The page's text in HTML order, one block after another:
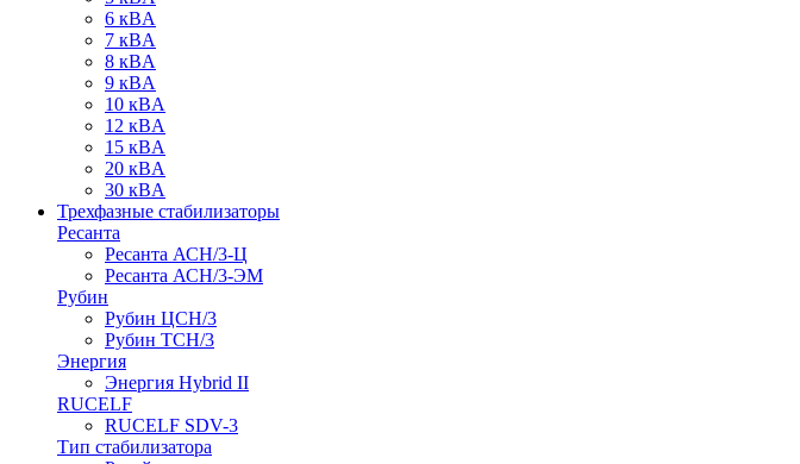
6 кВA
7 кВA
8 кВA
9 кВA
10 кВA
12 кВA
15 кВA
20 кВA
30 кВA
Трехфазные стабилизаторы
Ресанта
Ресанта АСН/3-Ц
Ресанта АСН/3-ЭМ
Рубин
Рубин ЦСН/3
Рубин ТСН/3
Энергия
Энергия Hybrid II
RUCELF
RUCELF SDV-3
Тип стабилизатора